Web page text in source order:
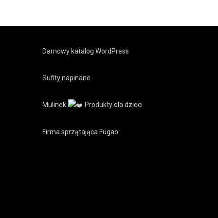
Darnowy katalog WordPress
Sufity napinane
Mulinek Produkty dla dzieci
Firma sprzątająca Fugao